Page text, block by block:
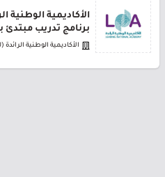
الأكاديمية الوطنية
برنامج تدريب مبتدئ
الأكاديمية الوطنية الرائدة